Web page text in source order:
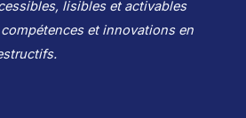
lisibles et activables
et innovations en